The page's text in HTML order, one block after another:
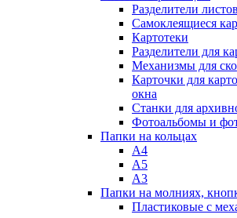
Разделители листов
Самоклеящиеся
Картотеки
Разделители для
Механизмы для
Карточки для
окна
Станки для
Фотоальбомы и
Папки на кольцах
А4
А5
А3
Папки на молниях,
Пластиковые с